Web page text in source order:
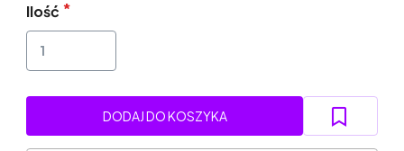
Ilość
DODAJ DO KOSZYKA